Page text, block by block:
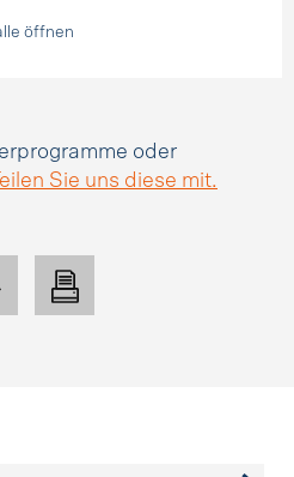
öffnen
oder
Teilen Sie uns diese mit.